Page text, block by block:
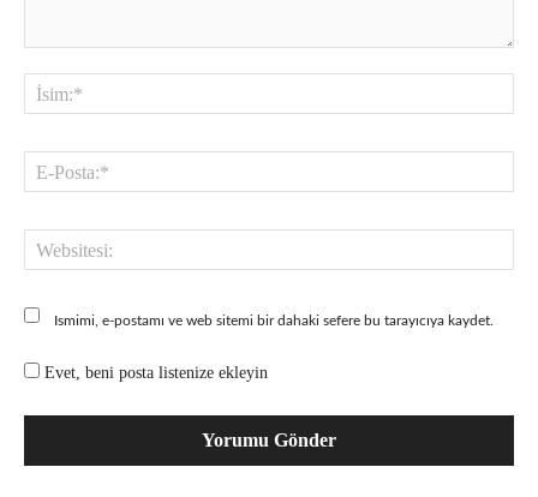
Ismimi, e-postamı ve web sitemi bir dahaki sefere bu tarayıcıya kaydet.
Evet, beni posta listenize ekleyin